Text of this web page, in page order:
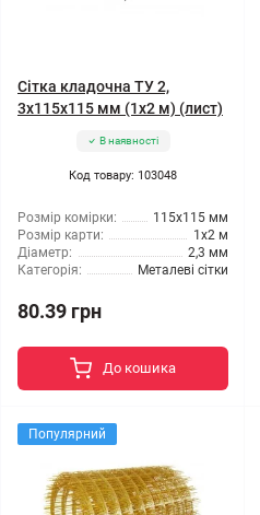
Сітка кладочна ТУ 2,
3x115x115 мм (1x2 м) (лист)
В наявності
Код товару: 103048
Розмір комірки:
115x115 мм
Розмір карти:
1x2 м
Діаметр:
2,3 мм
Категорія:
Металеві сітки
80.39 грн
До кошика
Популярний